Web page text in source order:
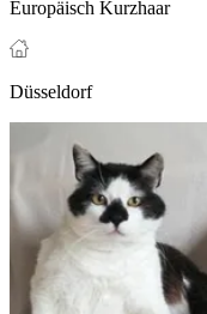
Europäisch Kurzhaar
Düsseldorf